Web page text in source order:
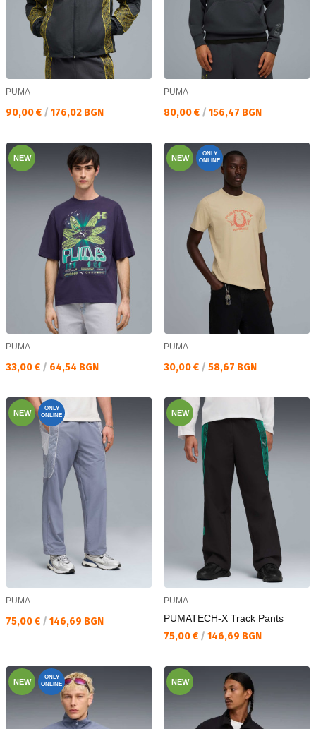
PUMA
Текуща цена:
90,00 € / 176,02 BGN
PUMA
Текуща цена:
80,00 € / 156,47 BGN
NEW
PUMA
Текуща цена:
33,00 € / 64,54 BGN
NEW
ONLY
ONLINE
PUMA
Текуща цена:
30,00 € / 58,67 BGN
NEW
ONLY
ONLINE
PUMA
Текуща цена:
75,00 € / 146,69 BGN
NEW
PUMA
PUMATECH-X Track Pants
Текуща цена:
75,00 € / 146,69 BGN
NEW
ONLY
ONLINE
NEW